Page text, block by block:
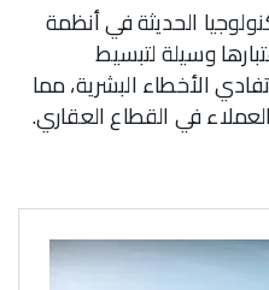
الحديثة في أنظمة
وسيلة لتبسيط
الأخطاء البشرية، مما
في القطاع العقاري.